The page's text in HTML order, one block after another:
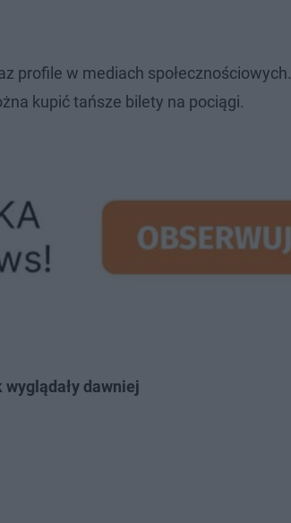
profile w mediach
kupić tańsze bilety na pociągi.
dawniej